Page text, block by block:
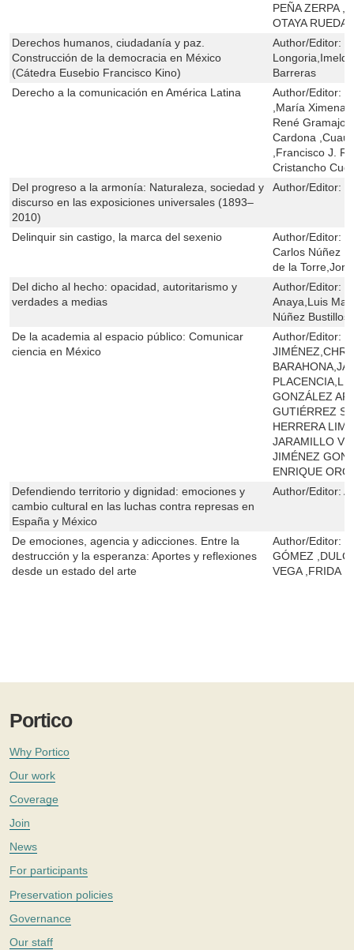
PEÑA ZERPA
OTAYA RUEDA
Derechos humanos, ciudadanía y paz.
Construcción de la democracia en México
(Cátedra Eusebio Francisco Kino)
Author/Editor:
Barreras
Derecho a la comunicación en América Latina
Author/Editor:
,María Ximena
René Gramajo
Cardona
,Francisco J.
Cristancho
Del progreso a la armonía: Naturaleza, sociedad y
discurso en las exposiciones universales (1893–
2010)
Author/Editor:
Delinquir sin castigo, la marca del sexenio Author/Editor:
Carlos Núñez
de la
Del dicho al hecho: opacidad, autoritarismo y
verdades a medias
Author/Editor:
Anaya,Luis
Núñez Bustillos
De la academia al espacio público: Comunicar
ciencia en México
Author/Editor:
GONZÁLEZ
GUTIÉRREZ
HERRERA
JARAMILLO
JIMÉNEZ
ENRIQUE
Defendiendo territorio y dignidad: emociones y
cambio cultural en las luchas contra represas en
España y México
Author/Editor:
De emociones, agencia y adicciones. Entre la
destrucción y la esperanza: Aportes y reflexiones
desde un estado del arte
Author/Editor:
GÓMEZ
VEGA ,FRIDA
Portico
Why Portico
Our work
Coverage
Join
News
For participants
Preservation policies
Governance
Our staff